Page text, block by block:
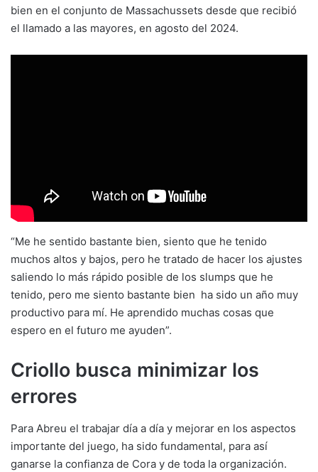
bien en el conjunto de Massachussets desde que recibió
el llamado a las mayores, en agosto del 2024.
“Me he sentido bastante bien, siento que he tenido
muchos altos y bajos, pero he tratado de hacer los ajustes
saliendo lo más rápido posible de los slumps que he
tenido, pero me siento bastante bien ha sido un año muy
productivo para mí. He aprendido muchas cosas que
espero en el futuro me ayuden”.
Criollo busca minimizar los
errores
Para Abreu el trabajar día a día y mejorar en los aspectos
importante del juego, ha sido fundamental, para así
ganarse la confianza de Cora y de toda la organización.